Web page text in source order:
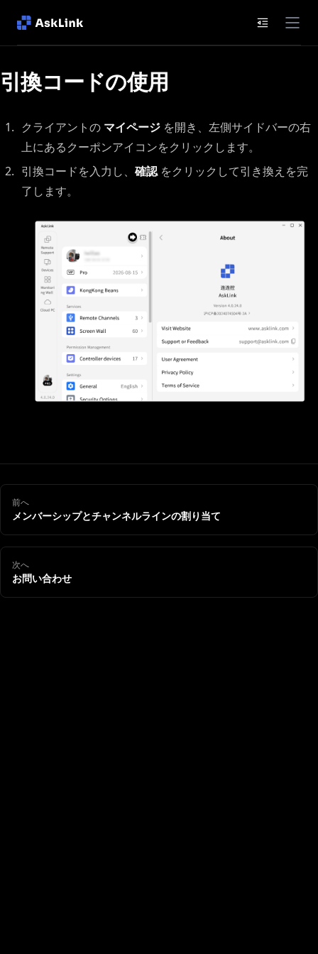
ドキュメン
引換コードの使用
クライアントの マイページ を開き、左側サイドバーの右
上にあるクーポンアイコンをクリックします。
引換コードを入力し、 確認をクリックして引き換えを完
了します。
前へ
メンバーシップとチャンネルラインの割り当て
次へ
お問い合わせ